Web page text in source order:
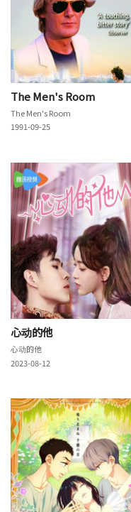
The Men's Room
The Men's Room
1991-09-25
心动的他
心动的他
2023-08-12